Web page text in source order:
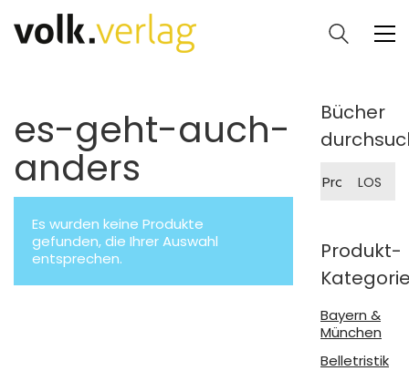
es-geht-auch-
anders
Es wurden keine Produkte
gefunden, die Ihrer Auswahl
entsprechen.
Bücher
nach:
LOS
Produkt-
Bayern &
München
Belletristik